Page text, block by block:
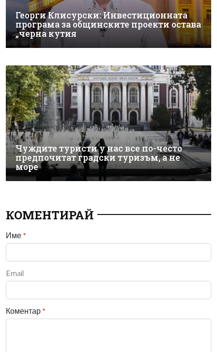
Георги Клисурски: Инвестиционната
програма за общинските проекти остава
„черна кутия
Чуждите туристи у нас все по-често
предпочитат градски туризъм, а не
море
КОМЕНТИРАЙ
Име *
Email
Коментар *